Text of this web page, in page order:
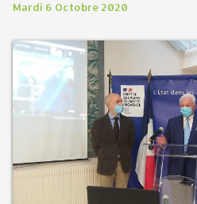
Mardi 6 Octobre 2020